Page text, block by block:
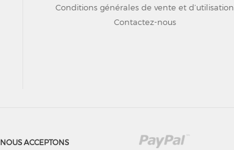
Conditions générales de vente et d’utilisation
Contactez-nous
NOUS ACCEPTONS